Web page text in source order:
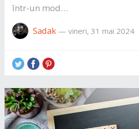
într-un mod…
Sadak— vineri, 31 mai 2024